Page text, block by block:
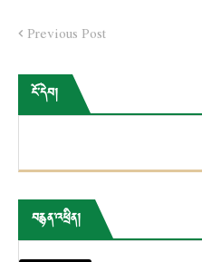
Previous Post
ངོ་དེབ།
བརྙན་འཕྲིན།